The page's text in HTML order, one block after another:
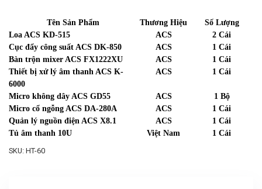
Tên Sản Phẩm Thương Hiệu
Số Lượng
Loa ACS KD-515
ACS
2 Cái
Cục đẩy công suất ACS DK-850
ACS
1 Cái
Bàn trộn mixer ACS FX1222XU
ACS
1 Cái
Thiết bị xử lý âm thanh ACS K-
6000
ACS 1 Cái
Micro không dây ACS GD55 ACS
1 Bộ
Micro cổ ngỗng ACS DA-280A
ACS
1 Cái
Quản lý nguồn điện ACS X8.1
ACS
1 Cái
Tủ âm thanh 10U
Việt Nam 1 Cái
SKU: HT-60